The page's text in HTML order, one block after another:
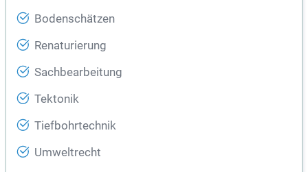
Bodenschätzen
Renaturierung
Sachbearbeitung
Tektonik
Tiefbohrtechnik
Umweltrecht